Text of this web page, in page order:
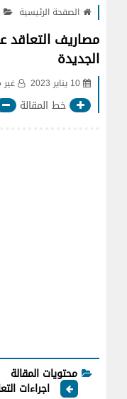
الصفحة الرئيسية
مصاريف
الجديدة
10 يناير 2023
خط المقالة
محتويات المقالة
اجراءات